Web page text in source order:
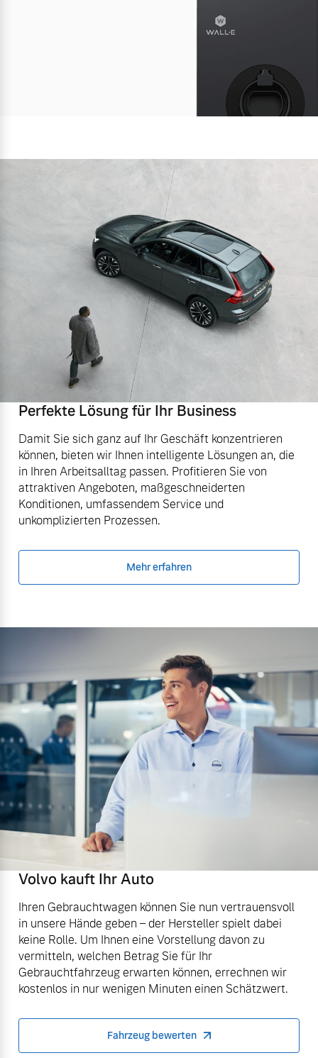
Perfekte Lösung für Ihr Business
Damit Sie sich ganz auf Ihr Geschäft konzentrieren
können, bieten wir Ihnen intelligente Lösungen an, die
in Ihren Arbeitsalltag passen. Profitieren Sie von
attraktiven Angeboten, maßgeschneiderten
Konditionen, umfassendem Service und
unkomplizierten Prozessen.
Mehr erfahren
Volvo kauft Ihr Auto
Ihren Gebrauchtwagen können Sie nun vertrauensvoll
in unsere Hände geben – der Hersteller spielt dabei
keine Rolle. Um Ihnen eine Vorstellung davon zu
vermitteln, welchen Betrag Sie für Ihr
Gebrauchtfahrzeug erwarten können, errechnen wir
kostenlos in nur wenigen Minuten einen Schätzwert.
Fahrzeug bewerten